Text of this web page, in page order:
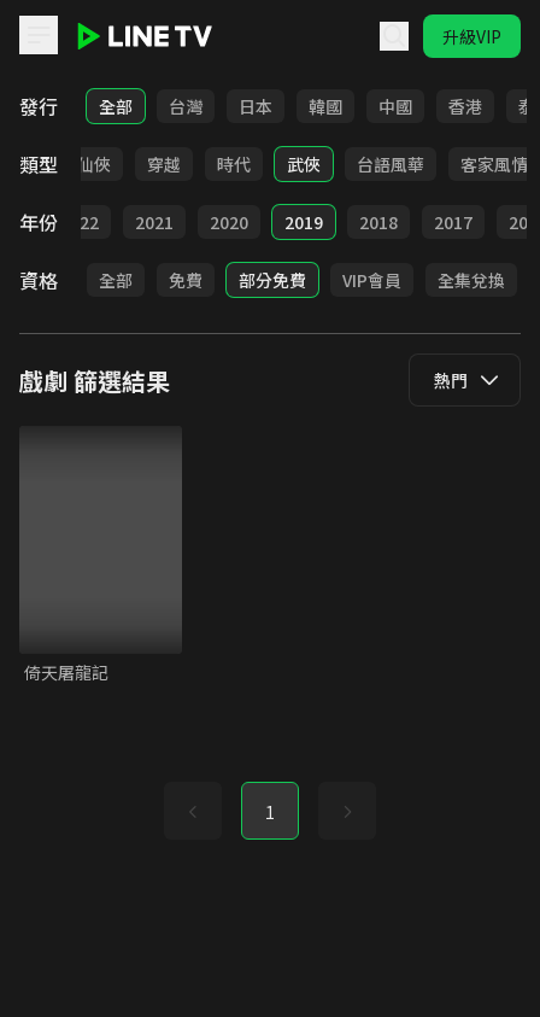
升級VIP
LINE TV - 戲劇
發行 全部 台灣 日本 韓國 中國 香港 泰
類型
療癒 仙俠 穿越 時代 武俠 台語風華 客家風情
年份 2022 2021 2020 2019 2018 2017
資格 全部 免費 部分免費 VIP會員 全集兌換
戲劇 篩選結果 熱門
倚天屠龍記
1